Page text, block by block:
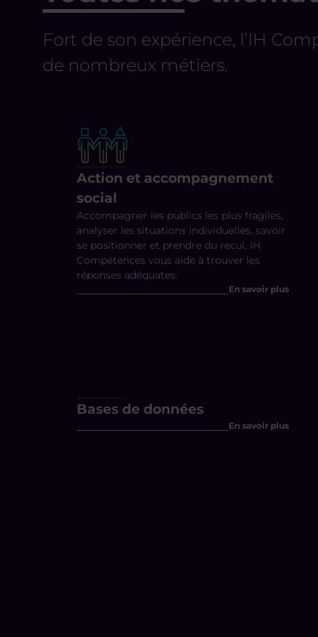
Fort de son expérience, l’IH
de nombreux métiers.
Action et accompagnement
social
Accompagner les publics les plus fragiles,
analyser les situations individuelles, savoir
se positionner et prendre du recul, IH
Compétences vous aide à trouver les
réponses adéquates.
En savoir plus
Bases de données
En savoir plus